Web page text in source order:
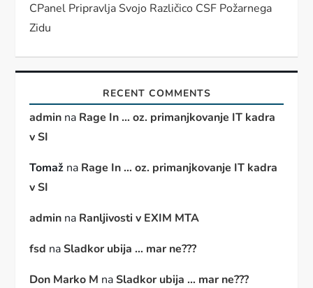
CPanel Pripravlja Svojo Različico CSF Požarnega
Zidu
RECENT COMMENTS
admin na Rage In … oz. primanjkovanje IT kadra
v SI
Tomaž na Rage In … oz. primanjkovanje IT kadra
v SI
admin na Ranljivosti v EXIM MTA
fsd naSladkor ubija … mar ne???
Don Marko M naSladkor ubija … mar ne???